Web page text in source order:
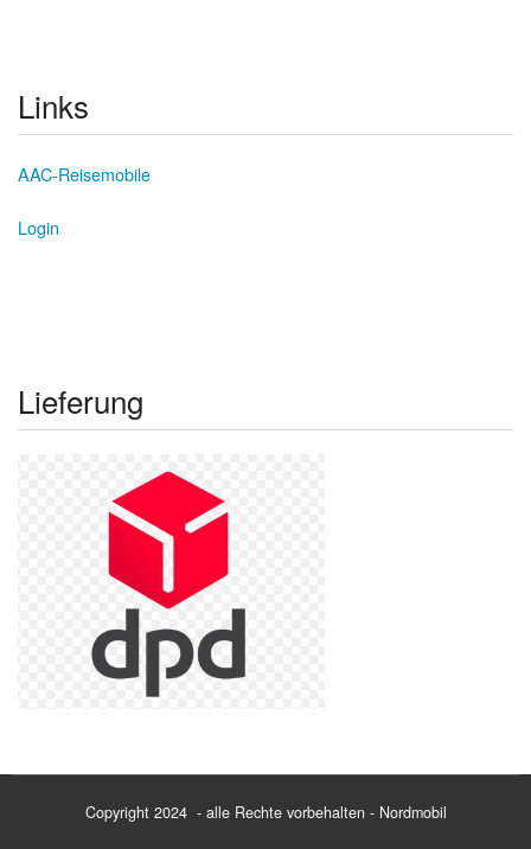
Links
AAC-Reisemobile
Login
Lieferung
Copyright 2024 - alle Rechte vorbehalten - Nordmobil